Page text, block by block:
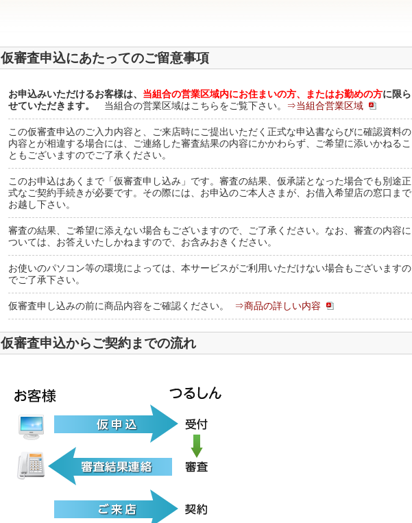
仮審査申込にあたってのご留意事項
お申込みいただけるお客様は、 当組合の営業区域内にお住まいの方、またはお勤めの方に限ら
せていただきます。
当組合の営業区域はこちらをご覧下さい。 ⇒当組合営業区域
この仮審査申込のご入力内容と、ご来店時にご提出いただく正式な申込書ならびに確認資料の
内容とが相違する場合には、ご連絡した審査結果の内容にかかわらず、ご希望に添いかねるこ
ともございますのでご了承ください。
このお申込はあくまで「仮審査申し込み」です。審査の結果、仮承諾となった場合でも別途正
式なご契約手続きが必要です。その際には、お申込のご本人さまが、お借入希望店の窓口まで
お越し下さい。
審査の結果、ご希望に添えない場合もございますので、ご了承ください。なお、審査の内容に
ついては、お答えいたしかねますので、お含みおきください。
お使いのパソコン等の環境によっては、本サービスがご利用いただけない場合もございますの
でご了承下さい。
仮審査申し込みの前に商品内容をご確認ください。 ⇒商品の詳しい内容
仮審査申込からご契約までの流れ